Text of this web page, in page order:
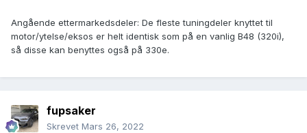
Angående ettermarkedsdeler: De fleste tuningdeler knyttet til
motor/ytelse/eksos er helt identisk som på en vanlig B48 (320i),
så disse kan benyttes også på 330e.
fupsaker
Skrevet Mars 26, 2022